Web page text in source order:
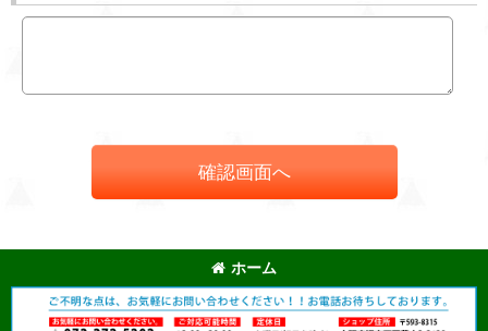
確認画面へ
ホーム